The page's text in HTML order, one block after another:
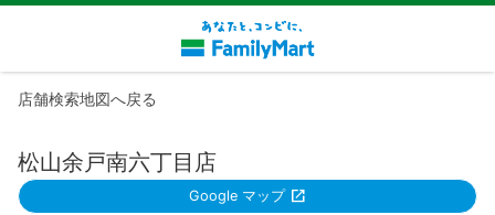
店舗検索地図へ戻る
松山余戸南六丁目店
Google マップ